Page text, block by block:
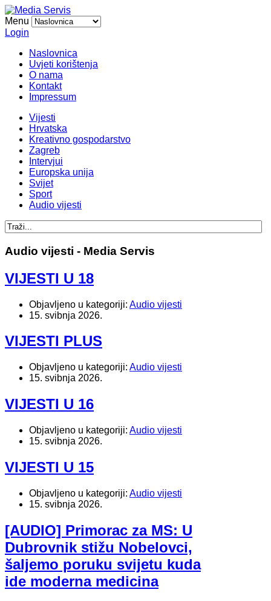
Menu
Login
Naslovnica
Uvjeti korištenja
O nama
Kontakt
Impressum
Vijesti
Hrvatska
Kreativno gospodarstvo
Zagreb
Intervjui
Europska unija
Svijet
Sport
Audio vijesti
Audio vijesti - Media Servis
VIJESTI U 18
Objavljeno u kategoriji: Audio vijesti
15. svibnja 2026.
VIJESTI PLUS
Objavljeno u kategoriji: Audio vijesti
15. svibnja 2026.
VIJESTI U 16
Objavljeno u kategoriji: Audio vijesti
15. svibnja 2026.
VIJESTI U 15
Objavljeno u kategoriji: Audio vijesti
15. svibnja 2026.
[AUDIO] Primorac za MS: U
Dubrovnik stižu Nobelovci,
šaljemo poruku svijetu kuda
ide moderna medicina